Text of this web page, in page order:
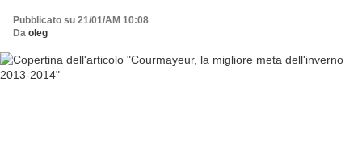
Pubblicato su 21/01/AM 10:08
Da oleg